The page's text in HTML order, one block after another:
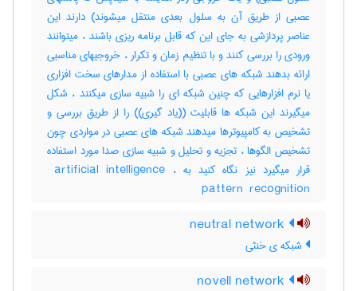
عصبی از طریق آن به سلول بعدی منتقل میشوند) دارند این
عناصر پردازشی به جای این که قابل برنامه ریزی باشند ، میتوانند
ورودی را بررسی کنند و با تنظیم زمان و تکرار ، خروجیهای مناسبی
ارائه بدهند شبکه های عصبی با استفاده از مدارهای سخت افزاری
یا نرم افزارهایی که چنین شبکه ای را شبیه سازی میکنند ، شکل
میگیرند این شبکه ها قابلیت ((یاد گیری)) را از طریق بررسی و
تشخیص به کامپیوترها میدهند شبکه های عصبی در مواردی چون
تشخیص الگوها ، تجزیه و تحلیل و شبیه سازی صدا مورد استفاده
قرار میگیرد نیز نگاه کنید به ‎ artificial intelligence ،
‎pattern ‎ recognition
شبکه ی خنثی